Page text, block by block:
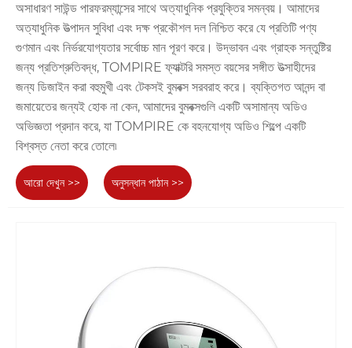
অসাধারণ সাউন্ড পারফরম্যান্সের সাথে অত্যাধুনিক প্রযুক্তির সমন্বয়। আমাদের
অত্যাধুনিক উত্পাদন সুবিধা এবং দক্ষ প্রকৌশল দল নিশ্চিত করে যে প্রতিটি পণ্য
গুণমান এবং নির্ভরযোগ্যতার সর্বোচ্চ মান পূরণ করে। উদ্ভাবন এবং গ্রাহক সন্তুষ্টির
জন্য প্রতিশ্রুতিবদ্ধ, TOMPIRE ফ্যাক্টরি সমস্ত বয়সের সঙ্গীত উত্সাহীদের
জন্য ডিজাইন করা বহুমুখী এবং টেকসই বুমবক্স সরবরাহ করে। ব্যক্তিগত আনন্দ বা
জমায়েতের জন্যই হোক না কেন, আমাদের বুমবক্সগুলি একটি অসামান্য অডিও
অভিজ্ঞতা প্রদান করে, যা TOMPIRE কে বহনযোগ্য অডিও শিল্পে একটি
বিশ্বস্ত নেতা করে তোলে৷
আরো দেখুন >> অনুসন্ধান পাঠান >>